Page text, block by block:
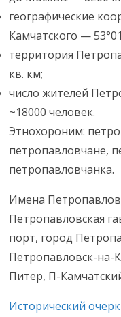
географические
Камчатского —
территория
кв. км;
число жителей
~18000 человек.
Этнохороним:
петропавловчане,
петропавловчанка.
Имена
Петропавловская
порт, город
Петропавловск-на-
Питер, П-
Исторический